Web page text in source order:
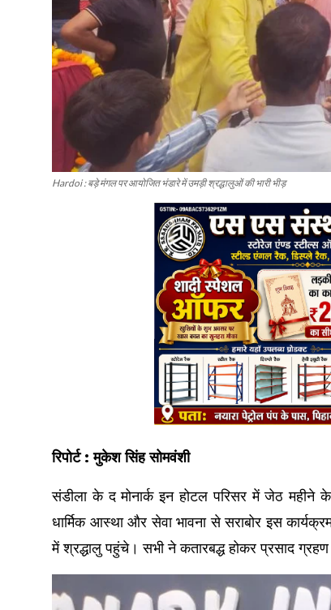
Hardoi : बड़े मंगल पर आयोजित भंडारे में उमड़ी श्रद्धालुओं की भारी भीड़
रिपोर्ट : मुकेश सिंह सोमवंशी
संडीला के द मोनार्क इन होटल परिसर में जेठ
धार्मिक आस्था और सेवा भावना से सराबोर इस
में श्रद्धालु पहुंचे। सभी ने कतारबद्ध होकर प्रसाद